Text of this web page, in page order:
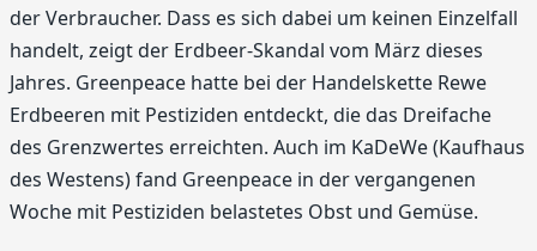
der Verbraucher. Dass es sich dabei um keinen Einzelfall
handelt, zeigt der Erdbeer-Skandal vom März dieses
Jahres. Greenpeace hatte bei der Handelskette Rewe
Erdbeeren mit Pestiziden entdeckt, die das Dreifache
des Grenzwertes erreichten. Auch im KaDeWe (Kaufhaus
des Westens) fand Greenpeace in der vergangenen
Woche mit Pestiziden belastetes Obst und Gemüse.